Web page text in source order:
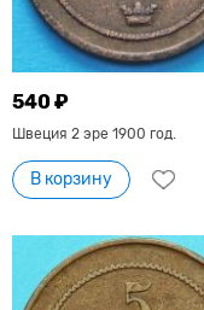
540 ₽
Швеция 2 эре 1900 год.
В корзину